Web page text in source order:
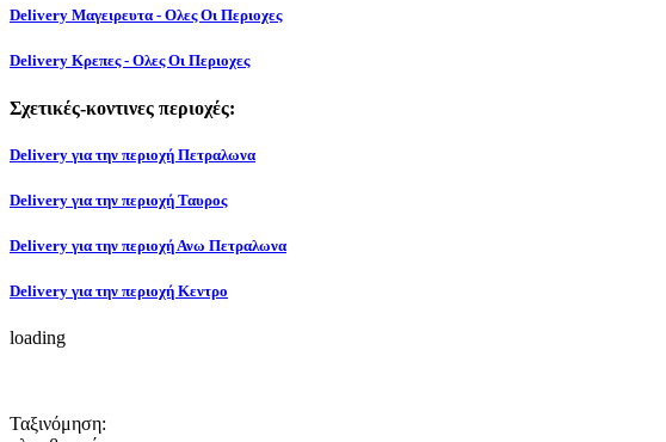
Delivery Μαγειρευτα - Ολες Οι Περιοχες
Delivery Κρεπες - Ολες Οι Περιοχες
Σχετικές-κοντινες περιοχές:
Delivery για την περιοχή Πετραλωνα
Delivery για την περιοχή Ταυρος
Delivery για την περιοχή Ανω Πετραλωνα
Delivery για την περιοχή Κεντρο
loading
Ταξινόμηση: